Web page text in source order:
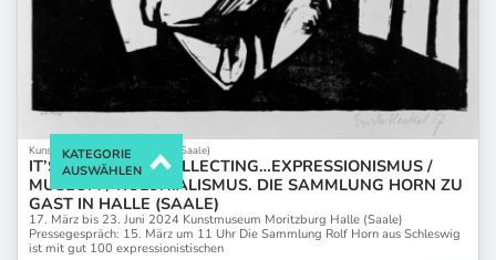
Kunstmuseum Moritzburg Halle (Saale)
IT’S ALL ABOUT COLLECTING…EXPRESSIONISMUS /
MUSEUM / KOLONIALISMUS. DIE SAMMLUNG HORN ZU
GAST IN HALLE (SAALE)
17. März bis 23. Juni 2024 Kunstmuseum Moritzburg Halle (Saale)
Pressegespräch: 15. März um 11 Uhr Die Sammlung Rolf Horn aus Schleswig
ist mit gut 100 expressionis­tischen
KATEGORIE
AUSWÄHLEN